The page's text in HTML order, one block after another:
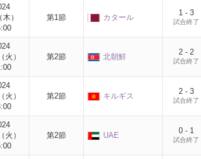
）
第1節 カタール
1 - 3
試合終了
火）
第2節 北朝鮮
2 - 2
試合終了
火）
第2節 キルギス
2 - 3
試合終了
火）
第2節 UAE
0 - 1
試合終了